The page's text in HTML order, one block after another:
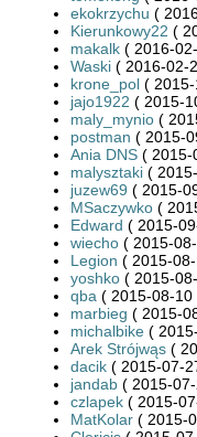
ekokrzychu (
Kierunkowy22 (
makalk ( 2016-
Waski ( 2016-02-
krone_pol (
jajo1922 ( 2015-
maly_mynio (
postman ( 2015-
Ania DNS ( 2015-
malysztaki (
juzew69 ( 2015-
MSaczywko (
Edward ( 2015-
wiecho ( 2015-
Legion ( 2015-
yoshko ( 2015-
qba ( 2015-08-10
marbieg ( 2015-
michalbike (
Arek Strójwąs (
dacik ( 2015-07-
jandab ( 2015-
czlapek ( 2015-
MatKolar ( 2015-